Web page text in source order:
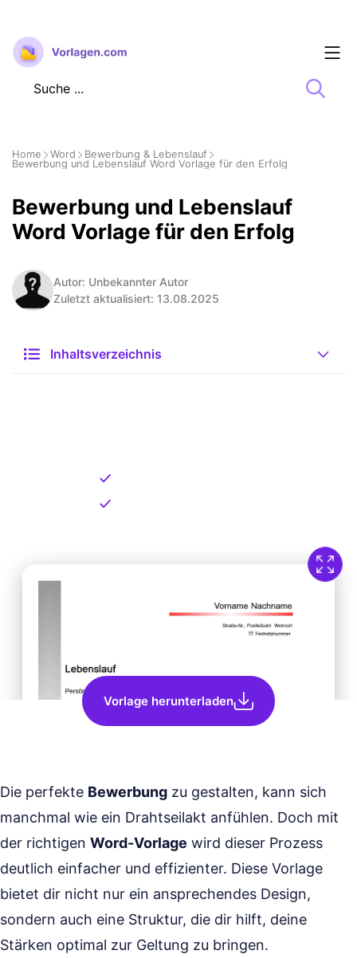
Zum
Inhalt
springen
Home Word
Bewerbung & Lebenslauf
Bewerbung und Lebenslauf Word Vorlage für den Erfolg
Bewerbung und Lebenslauf
Word Vorlage für den Erfolg
Autor: Unbekannter Autor
Zuletzt aktualisiert: 13.08.2025
Inhaltsverzeichnis
Vorlage herunterladen
Die perfekte Bewerbung zu gestalten, kann sich
manchmal wie ein Drahtseilakt anfühlen. Doch mit
der richtigen Word-Vorlage wird dieser Prozess
deutlich einfacher und effizienter. Diese Vorlage
bietet dir nicht nur ein ansprechendes Design,
sondern auch eine Struktur, die dir hilft, deine
Stärken optimal zur Geltung zu bringen.